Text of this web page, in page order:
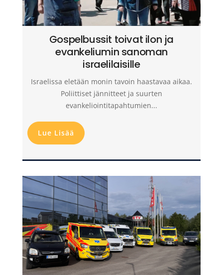
Gospelbussit toivat ilon ja
evankeliumin sanoman
israelilaisille
Israelissa eletään monin tavoin haastavaa aikaa.
Poliittiset jännitteet ja suurten
evankeliointitapahtumien...
Lue Lisää